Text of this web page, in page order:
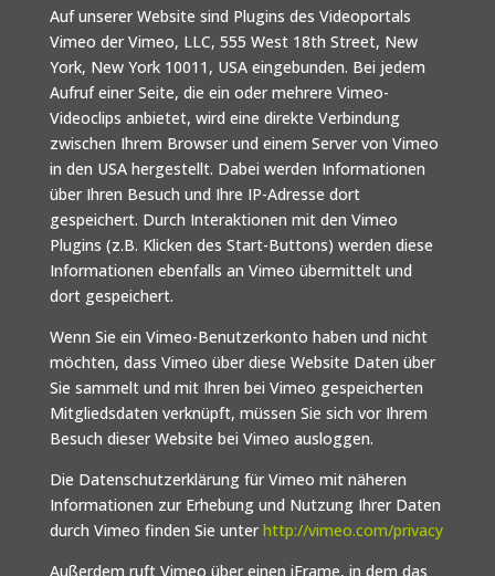
Auf unserer Website sind Plugins des Videoportals
Vimeo der Vimeo, LLC, 555 West 18th Street, New
York, New York 10011, USA eingebunden. Bei jedem
Aufruf einer Seite, die ein oder mehrere Vimeo-
Videoclips anbietet, wird eine direkte Verbindung
zwischen Ihrem Browser und einem Server von Vimeo
in den USA hergestellt. Dabei werden Informationen
über Ihren Besuch und Ihre IP-Adresse dort
gespeichert. Durch Interaktionen mit den Vimeo
Plugins (z.B. Klicken des Start-Buttons) werden diese
Informationen ebenfalls an Vimeo übermittelt und
dort gespeichert.
Wenn Sie ein Vimeo-Benutzerkonto haben und nicht
möchten, dass Vimeo über diese Website Daten über
Sie sammelt und mit Ihren bei Vimeo gespeicherten
Mitgliedsdaten verknüpft, müssen Sie sich vor Ihrem
Besuch dieser Website bei Vimeo ausloggen.
Die Datenschutzerklärung für Vimeo mit näheren
Informationen zur Erhebung und Nutzung Ihrer Daten
durch Vimeo finden Sie unterhttp://vimeo.com/privacy
Außerdem ruft Vimeo über einen iFrame, in dem das